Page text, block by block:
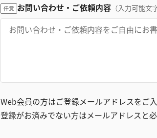
任意 お問い合わせ・ご依頼内容 （入力可能文
Web会員の方はご登録メールアドレスをご入
登録がお済みでない方はメールアドレスと